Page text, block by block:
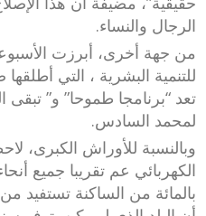
الرجال والنساء.
من جهة أخرى، أبرزت
للتنمية البشرية ، التي
تعد “برنامجا طموحا” و” تبقى
لمحمد السادس.
وبالنسبة للأوراش الكبرى،
بالمائة من الساكنة تستفيد